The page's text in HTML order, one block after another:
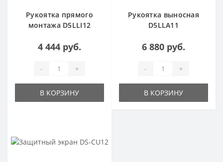
Рукоятка прямого
монтажа D5LLI12
4 444 руб.
- +
В КОРЗИНУ
Рукоятка выносная
D5LLA11
6 880 руб.
- +
В КОРЗИНУ